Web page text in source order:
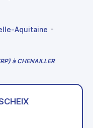
Aquitaine
à CHENAILLER